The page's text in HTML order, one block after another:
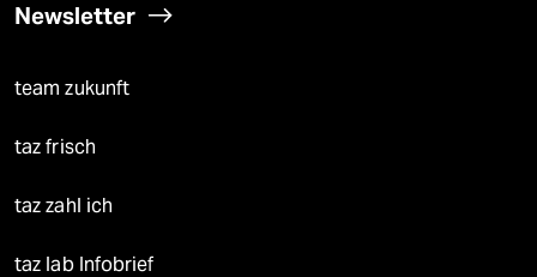
Newsletter
team zukunft
taz frisch
taz zahl ich
taz lab Infobrief